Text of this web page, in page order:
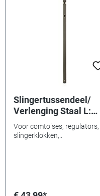
Slingertussendeel/
Verlenging Staal L:
134mm
Voor comtoises, regulators,
slingerklokken,..